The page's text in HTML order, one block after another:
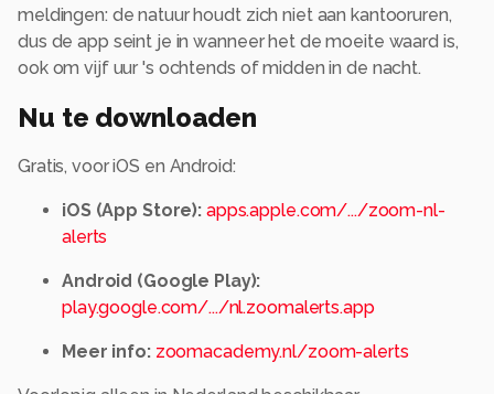
meldingen: de natuur houdt zich niet aan kantooruren,
dus de app seint je in wanneer het de moeite waard is,
ook om vijf uur 's ochtends of midden in de nacht.
Nu te downloaden
Gratis, voor iOS en Android:
iOS (App Store): apps.apple.com/.../zoom-nl-
alerts
Android (Google Play):
play.google.com/.../nl.zoomalerts.app
Meer info: zoomacademy.nl/zoom-alerts